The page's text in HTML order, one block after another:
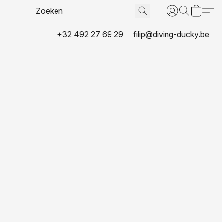
+32 492 27 69 29 filip@diving-ducky.be